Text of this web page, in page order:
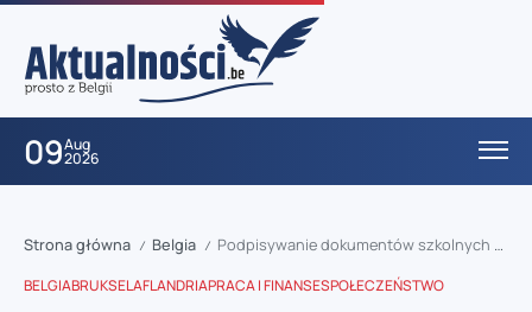
09Aug
2026
Strona główna / Belgia / Podpisywanie dokumentów szkolnych przez aplikację? Flandria wyprzedza resztę kraju
BELGIABRUKSELAFLANDRIAPRACA I FINANSESPOŁECZEŃSTWO